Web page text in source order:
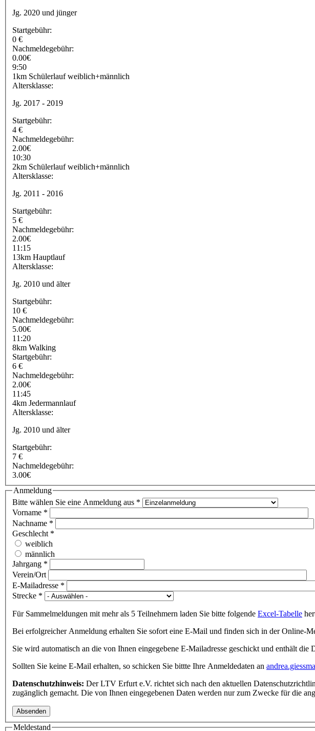
Jg. 2020 und jünger
Startgebühr:
0 €
Nachmeldegebühr:
0.00€
9:50
1km Schülerlauf weiblich+männlich
Altersklasse:
Jg. 2017 - 2019
Startgebühr:
4 €
Nachmeldegebühr:
2.00€
10:30
2km Schülerlauf weiblich+männlich
Altersklasse:
Jg. 2011 - 2016
Startgebühr:
5 €
Nachmeldegebühr:
2.00€
11:15
13km Hauptlauf
Altersklasse:
Jg. 2010 und älter
Startgebühr:
10 €
Nachmeldegebühr:
5.00€
11:20
8km Walking
Startgebühr:
6 €
Nachmeldegebühr:
2.00€
11:45
4km Jedermannlauf
Altersklasse:
Jg. 2010 und älter
Startgebühr:
7 €
Nachmeldegebühr:
3.00€
Anmeldung
Bitte wählen Sie eine Anmeldung aus *
Vorname *
Nachname *
Geschlecht *
weiblich
männlich
Jahrgang *
Verein/Ort
E-Mailadresse *
Strecke *
Für Sammelmeldungen mit mehr als 5 Teilnehmern laden Sie bitte folgende Excel-Tabelle
Bei erfolgreicher Anmeldung erhalten Sie sofort eine E-Mail und finden sich in der Online-
Sie wird automatisch an die von Ihnen eingegebene E-Mailadresse geschickt und enthält die
Sollten Sie keine E-Mail erhalten, so schicken Sie bittte Ihre Anmeldedaten an
Datenschutzhinweis: Der LTV Erfurt e.V. richtet sich nach den aktuellen
zugänglich gemacht. Die von Ihnen eingegebenen Daten werden nur zum Zwecke für die
Meldestand